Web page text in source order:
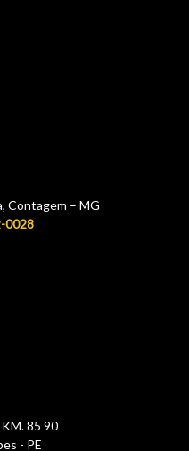
Contagem – MG
0028
85 90
- PE